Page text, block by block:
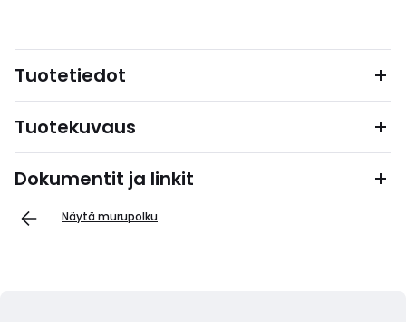
Tuotetiedot
Tuotekuvaus
Dokumentit ja linkit
Näytä murupolku